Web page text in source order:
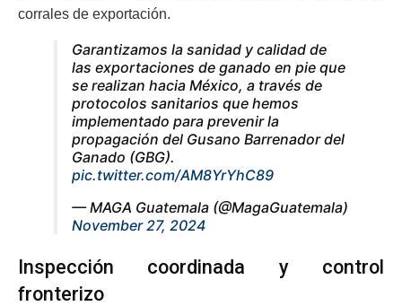
corrales de exportación.
Garantizamos la sanidad y calidad de
las exportaciones de ganado en pie que
se realizan hacia México, a través de
protocolos sanitarios que hemos
implementado para prevenir la
propagación del Gusano Barrenador del
Ganado (GBG).
pic.twitter.com/AM8YrYhC89
— MAGA Guatemala (@MagaGuatemala)
November 27, 2024
Inspección coordinada y control
fronterizo